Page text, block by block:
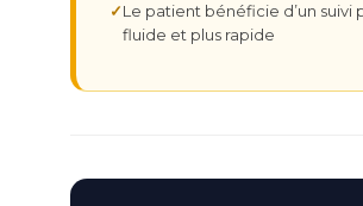
Le patient bénéficie d’un suivi
fluide et plus rapide